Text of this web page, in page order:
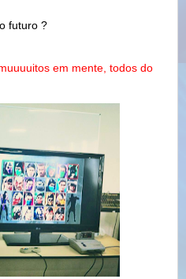
futuro ?
em mente, todos do